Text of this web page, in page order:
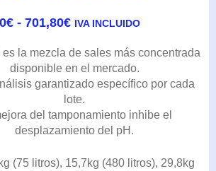
€ - 701,80€DE
PRECIOS:
DESDE
19,40€
HASTA
701,80€
IVA INCLUIDO
es la mezcla de sales más concentrada
disponible en el mercado.
garantizado específico por cada
lote.
del tamponamiento inhibe el
desplazamiento del pH.
(75 litros), 15,7kg (480 litros), 29,8kg